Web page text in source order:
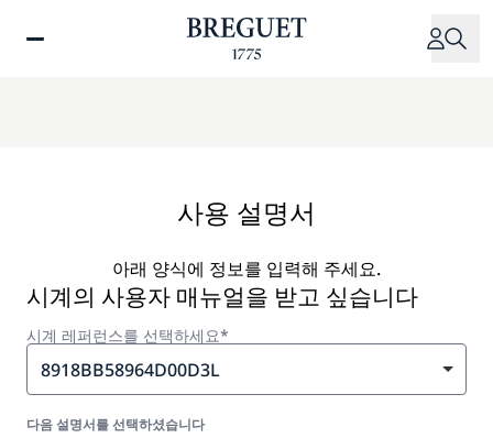
사용 설명서
아래 양식에 정보를 입력해 주세요.
시계의 사용자 매뉴얼을 받고 싶습니다
시계 레퍼런스를 선택하세요*
8918BB58964D00D3L
다음 설명서를 선택하셨습니다